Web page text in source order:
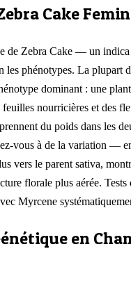
Cake
de Zebra Cake — un
les phénotypes. La plupart
dominant : une
nourricières et des
du poids dans les
vous à de la variation —
vers le parent sativa,
florale plus aérée.
Myrcene
en